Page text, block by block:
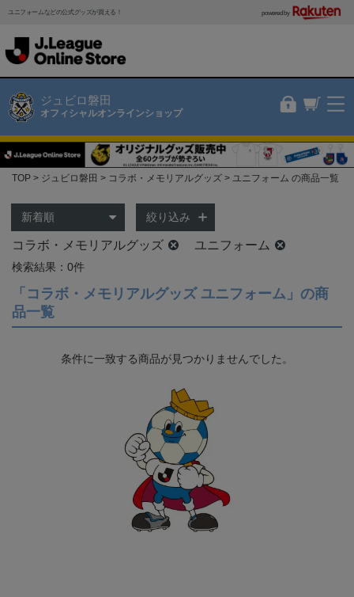
ユニフォームなどの公式グッズが買える！ powered by
ジュビロ磐田
オフィシャルオンラインショップ
TOP ジュビロ磐田 コラボ・メモリアルグッズ ユニフォーム の商品一覧
絞り込み
コラボ・メモリアルグッズ ユニフォーム
検索結果：0件
「コラボ・メモリアルグッズ ユニフォーム」の商
品一覧
条件に一致する商品が見つかりませんでした。